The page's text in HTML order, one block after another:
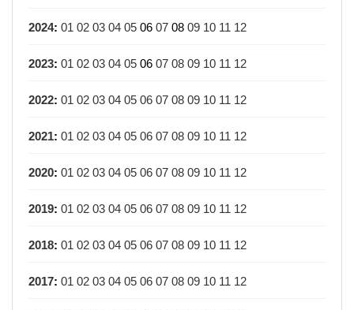
2024: 01 02 03 04 05 06 07 08 09 10 11 12
2023: 01 02 03 04 05 06 07 08 09 10 11 12
2022: 01 02 03 04 05 06 07 08 09 10 11 12
2021: 01 02 03 04 05 06 07 08 09 10 11 12
2020: 01 02 03 04 05 06 07 08 09 10 11 12
2019: 01 02 03 04 05 06 07 08 09 10 11 12
2018: 01 02 03 04 05 06 07 08 09 10 11 12
2017: 01 02 03 04 05 06 07 08 09 10 11 12